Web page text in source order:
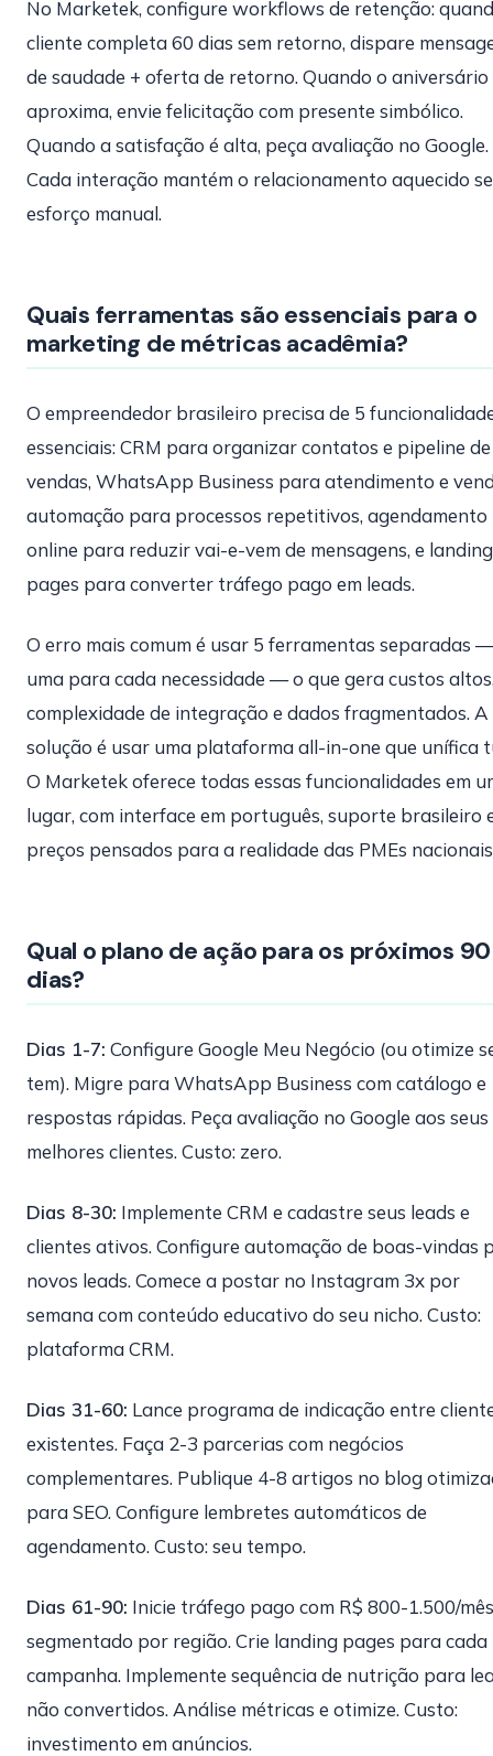
No Marketek, configure workflows de retenção:
cliente completa 60 dias sem retorno, dispare
de saudade + oferta de retorno. Quando o aniversário
aproxima, envie felicitação com presente simbólico.
Quando a satisfação é alta, peça avaliação no Google.
Cada interação mantém o relacionamento aquecido
esforço manual.
Quais ferramentas são essenciais para o
marketing de métricas acadêmia?
O empreendedor brasileiro precisa de 5
essenciais: CRM para organizar contatos e pipeline de
vendas, WhatsApp Business para atendimento e
automação para processos repetitivos, agendamento
online para reduzir vai-e-vem de mensagens, e landing
pages para converter tráfego pago em leads.
O erro mais comum é usar 5 ferramentas separadas —
uma para cada necessidade — o que gera custos
complexidade de integração e dados fragmentados. A
solução é usar uma plataforma all-in-one que unífica
O Marketek oferece todas essas funcionalidades em
lugar, com interface em português, suporte brasileiro
preços pensados para a realidade das PMEs
Qual o plano de ação para os próximos 90
dias?
Dias 1-7: Configure Google Meu Negócio (ou otimize
tem). Migre para WhatsApp Business com catálogo e
respostas rápidas. Peça avaliação no Google aos seus
melhores clientes. Custo: zero.
Dias 8-30: Implemente CRM e cadastre seus leads e
clientes ativos. Configure automação de boas-vindas
novos leads. Comece a postar no Instagram 3x por
semana com conteúdo educativo do seu nicho. Custo:
plataforma CRM.
Dias 31-60: Lance programa de indicação entre
existentes. Faça 2-3 parcerias com negócios
complementares. Publique 4-8 artigos no blog
para SEO. Configure lembretes automáticos de
agendamento. Custo: seu tempo.
Dias 61-90: Inicie tráfego pago com R$ 800-1.500/mês
segmentado por região. Crie landing pages para cada
campanha. Implemente sequência de nutrição para
não convertidos. Análise métricas e otimize. Custo:
investimento em anúncios.